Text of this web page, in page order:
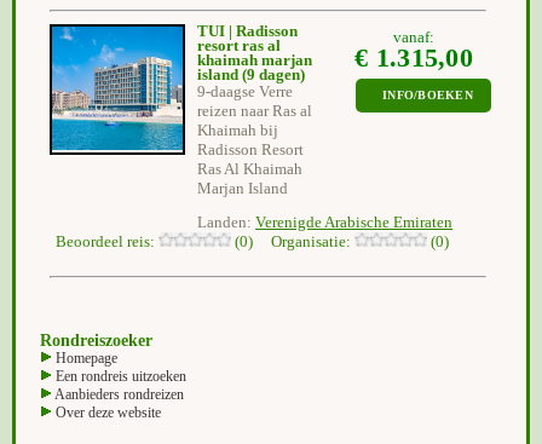
vanaf:
€ 1.315,00
INFO/BOEKEN
TUI | Radisson
resort ras al
khaimah marjan
island (9 dagen)
9-daagse Verre
reizen naar Ras al
Khaimah bij
Radisson Resort
Ras Al Khaimah
Marjan Island
Landen:Verenigde Arabische Emiraten
Beoordeel reis:
(0) Organisatie: (0)
Rondreiszoeker
Homepage
Een rondreis uitzoeken
Aanbieders rondreizen
Over deze website